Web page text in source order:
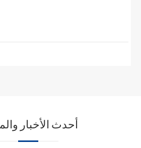
أحدث الأخبار